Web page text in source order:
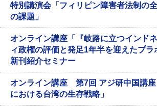
特別講演会「フィリピン障害者法制の
の課題」
オンライン講座「『岐路に立つインド
ィ政権の評価と発足1年半を迎えたプラ
新刊紹介セミナー
オンライン講座 第7回 アジ研中国講
における台湾の生存戦略」